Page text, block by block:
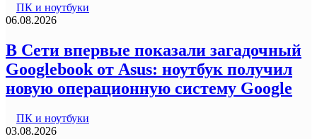
ПК и ноутбуки
06.08.2026
В Сети впервые показали загадочный
Googlebook от Asus: ноутбук получил
новую операционную систему Google
ПК и ноутбуки
03.08.2026